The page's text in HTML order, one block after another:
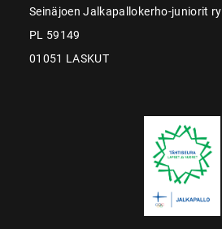
Seinäjoen Jalkapallokerho-juniorit ry
PL 59149
01051 LASKUT